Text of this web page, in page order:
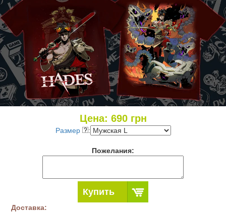
Цена: 690грн
Размер :
Пожелания:
Купить
Доставка: